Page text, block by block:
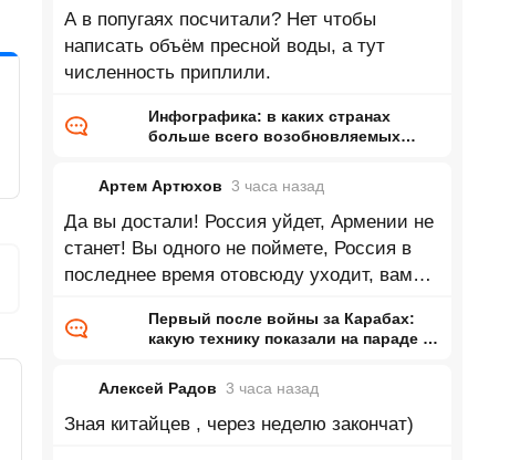
А в попугаях посчитали? Нет чтобы
написать объём пресной воды, а тут
численность приплили.
Инфографика: в каких странах
больше всего возобновляемых
Артем Артюхов 3 часа назад
Да вы достали! Россия уйдет, Армении не
станет! Вы одного не поймете, Россия в
последнее время отовсюду уходит, вам
Первый после войны за Карабах:
какую технику показали на параде в
Алексей Радов 3 часа назад
Зная китайцев , через неделю закончат)